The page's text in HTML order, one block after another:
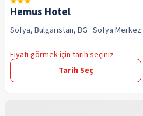
Hemus Hotel
Sofya, Bulgaristan, BG · Sofya Merkez:
Fiyatı görmek için tarih seçiniz
Tarih Seç